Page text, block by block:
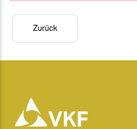
Zurück